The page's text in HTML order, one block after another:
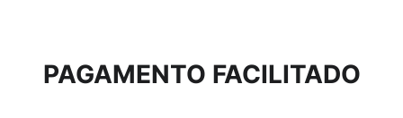
PAGAMENTO FACILITADO